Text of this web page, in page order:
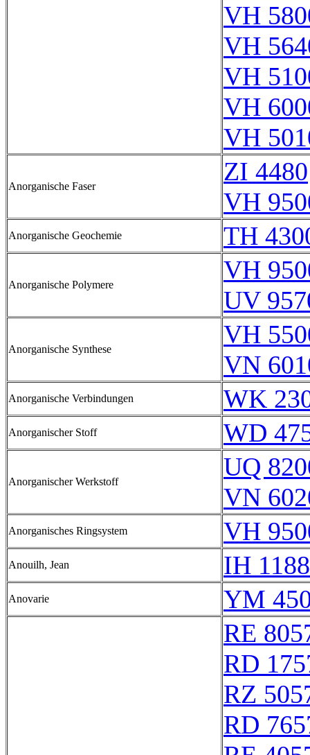
VH
VH
VH
VH
VH
Anorganische Faser
ZI 4480
VH
Anorganische Geochemie TH
Anorganische Polymere
VH
UV
Anorganische Synthese
VH
VN
Anorganische Verbindungen WK
Anorganischer Stoff WD
Anorganischer Werkstoff
UQ
VN
Anorganisches Ringsystem VH
Anouilh, Jean IH
Anovarie
YM
RE
RD
RZ
RD